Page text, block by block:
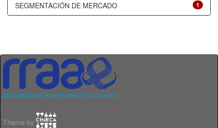
1
SEGMENTACIÓN DE MERCADO
Theme by